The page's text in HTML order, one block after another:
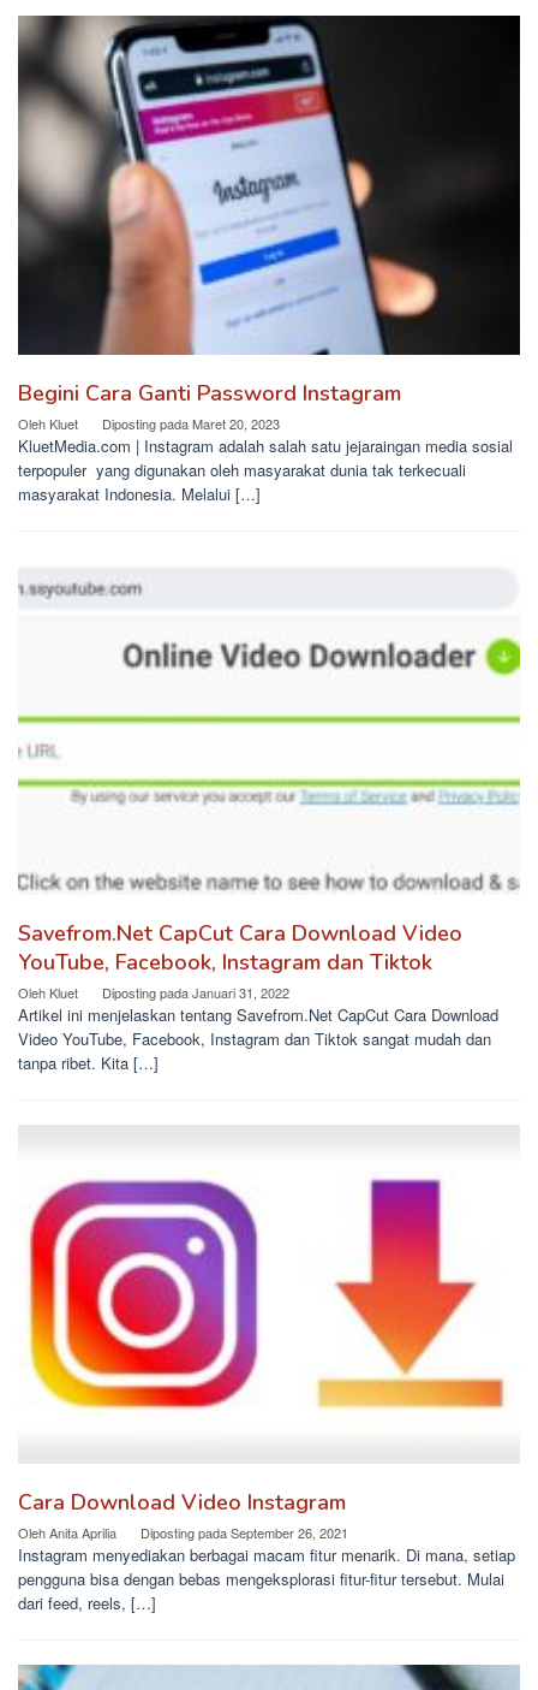
Begini Cara Ganti Password Instagram
Oleh Kluet Diposting padaMaret 20, 2023
KluetMedia.com | Instagram adalah salah satu jejaraingan media sosial
terpopuler yang digunakan oleh masyarakat dunia tak terkecuali
masyarakat Indonesia. Melalui […]
Savefrom.Net CapCut Cara Download Video
YouTube, Facebook, Instagram dan Tiktok
Oleh Kluet Diposting padaJanuari 31, 2022
Artikel ini menjelaskan tentang Savefrom.Net CapCut Cara Download
Video YouTube, Facebook, Instagram dan Tiktok sangat mudah dan
tanpa ribet. Kita […]
Cara Download Video Instagram
OlehAnita Aprilia Diposting padaSeptember 26, 2021
Instagram menyediakan berbagai macam fitur menarik. Di mana, setiap
pengguna bisa dengan bebas mengeksplorasi fitur-fitur tersebut. Mulai
dari feed, reels, […]